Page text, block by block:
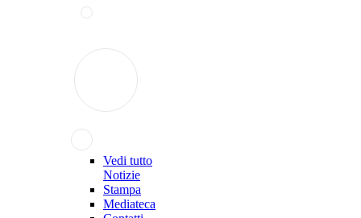
Vedi tutto
Notizie
Stampa
Mediateca